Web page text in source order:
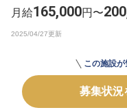
採用をお考
月給165,000円〜
この施設
募集状況